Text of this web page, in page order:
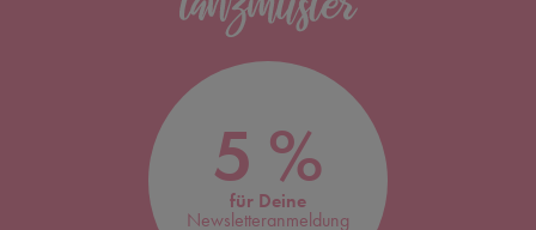
5 %
für Deine
Newsletteranmeldung